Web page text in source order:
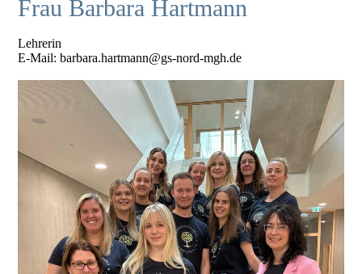
Frau Barbara Hartmann
Lehrerin
E-Mail: barbara.hartmann@gs-nord-mgh.de